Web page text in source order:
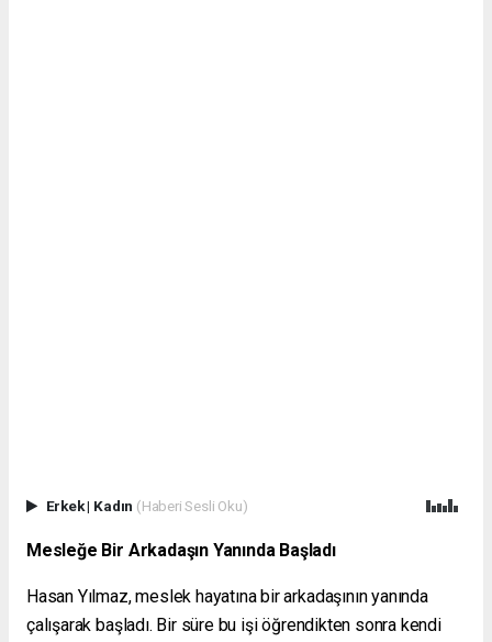
Erkek| Kadın (Haberi Sesli Oku)
Mesleğe Bir Arkadaşın Yanında Başladı
Hasan Yılmaz, meslek hayatına bir arkadaşının yanında
çalışarak başladı. Bir süre bu işi öğrendikten sonra kendi